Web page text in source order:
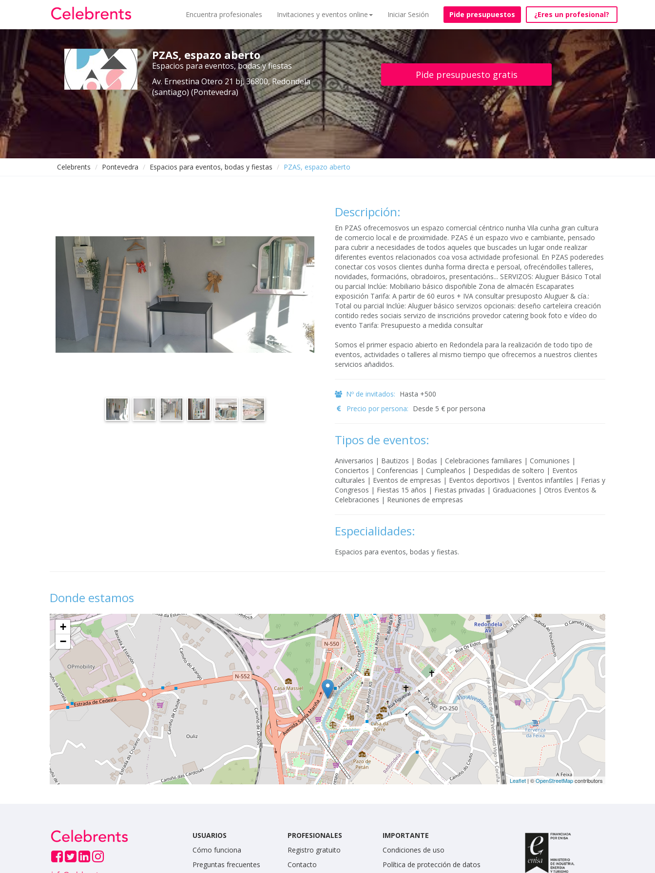
Encuentra profesionales Invitaciones y eventos online Iniciar Sesión Pide presupuestos ¿Eres un profesional?
PZAS, espazo aberto
Espacios para eventos, bodas y fiestas
Av. Ernestina Otero 21 bj, 36800, Redondela
(santiago) (Pontevedra)
Pide presupuesto gratis
Celebrents Pontevedra Espacios para eventos, bodas y fiestas PZAS, espazo aberto
Descripción:
En PZAS ofrecemosvos un espazo comercial céntrico nunha Vila cunha gran cultura
de comercio local e de proximidade. PZAS é un espazo vivo e cambiante, pensado
para cubrir a necesidades de todos aqueles que buscades un lugar onde realizar
diferentes eventos relacionados coa vosa actividade profesional. En PZAS poderedes
conectar cos vosos clientes dunha forma directa e persoal, ofrecéndolles talleres,
novidades, formacións, obradoiros, presentacións... SERVIZOS: Aluguer Básico Total
ou parcial Inclúe: Mobiliario básico dispoñible Zona de almacén Escaparates
exposición Tarifa: A partir de 60 euros + IVA consultar presuposto Aluguer & cía.:
Total ou parcial Inclúe: Aluguer básico servizos opcionais: deseño carteleira creación
contido redes sociais servizo de inscricións provedor catering book foto e vídeo do
evento Tarifa: Presupuesto a medida consultar
Somos el primer espacio abierto en Redondela para la realización de todo tipo de
eventos, actividades o talleres al mismo tiempo que ofrecemos a nuestros clientes
servicios añadidos.
Nº de invitados: Hasta +500
Precio por persona: Desde 5 € por persona
Tipos de eventos:
Aniversarios | Bautizos | Bodas | Celebraciones familiares | Comuniones |
Conciertos | Conferencias | Cumpleaños | Despedidas de soltero | Eventos
culturales | Eventos de empresas | Eventos deportivos | Eventos infantiles | Ferias y
Congresos | Fiestas 15 años | Fiestas privadas | Graduaciones | Otros Eventos &
Celebraciones | Reuniones de empresas
Especialidades:
Espacios para eventos, bodas y fiestas.
Donde estamos
+
−
Leaflet | ©OpenStreetMapcontributors
USUARIOS
Cómo funciona
Preguntas frecuentes
PROFESIONALES
Registro gratuito
Contacto
IMPORTANTE
Condiciones de uso
Política de protección de datos